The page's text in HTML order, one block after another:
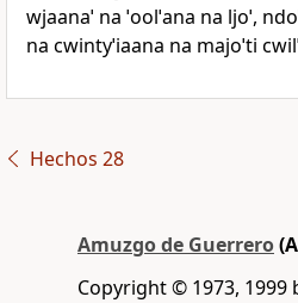
wjaanaˈ na ˈoolˈana na ljoˈ,
na cwintyˈiaana na majoˈti
Hechos 28
Amuzgo de Guerrero
Copyright © 1973, 1999